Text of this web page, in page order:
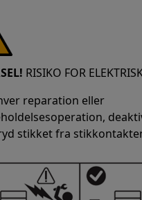
RISIKO FOR
reparation eller
stikket fra